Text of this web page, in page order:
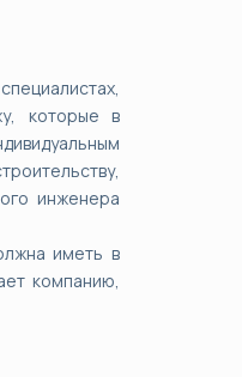
которые в
инженера
иметь в
компанию,